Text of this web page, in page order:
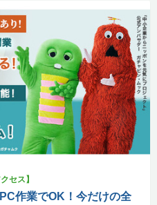
セス】
作業でOK！今だけの全